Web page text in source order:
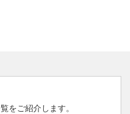
をご紹介します。